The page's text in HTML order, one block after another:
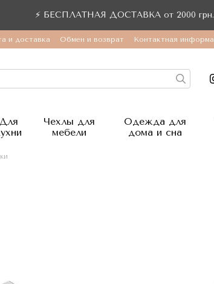
⚡ БЕСПЛАТНАЯ ДОСТАВКА от 2000
и доставка Обмен и возврат Контактная
Для
Чехлы для
мебели
Одежда для
дома и сна